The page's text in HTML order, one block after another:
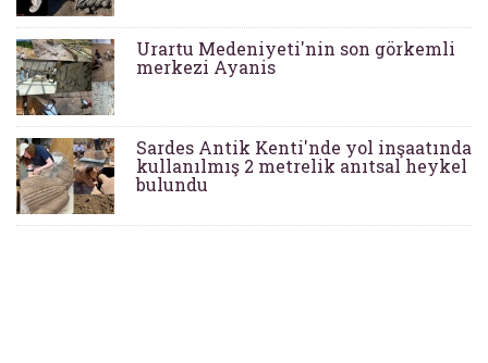
Urartu Medeniyeti'nin son görkemli
merkezi Ayanis
Sardes Antik Kenti'nde yol inşaatında
kullanılmış 2 metrelik anıtsal heykel
bulundu